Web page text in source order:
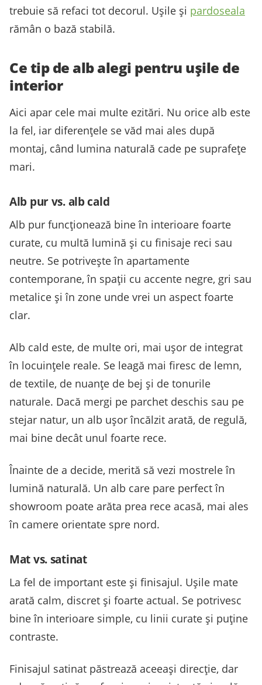
trebuie să refaci tot decorul. Ușile și pardoseala
rămân o bază stabilă.
Ce tip de alb alegi pentru ușile de
interior
Aici apar cele mai multe ezitări. Nu orice alb este
la fel, iar diferențele se văd mai ales după
montaj, când lumina naturală cade pe suprafețe
mari.
Alb pur vs. alb cald
Alb pur funcționează bine în interioare foarte
curate, cu multă lumină și cu finisaje reci sau
neutre. Se potrivește în apartamente
contemporane, în spații cu accente negre, gri sau
metalice și în zone unde vrei un aspect foarte
clar.
Alb cald este, de multe ori, mai ușor de integrat
în locuințele reale. Se leagă mai firesc de lemn,
de textile, de nuanțe de bej și de tonurile
naturale. Dacă mergi pe parchet deschis sau pe
stejar natur, un alb ușor încălzit arată, de regulă,
mai bine decât unul foarte rece.
Înainte de a decide, merită să vezi mostrele în
lumină naturală. Un alb care pare perfect în
showroom poate arăta prea rece acasă, mai ales
în camere orientate spre nord.
Mat vs. satinat
La fel de important este și finisajul. Ușile mate
arată calm, discret și foarte actual. Se potrivesc
bine în interioare simple, cu linii curate și puține
contraste.
Finisajul satinat păstrează aceeași direcție, dar